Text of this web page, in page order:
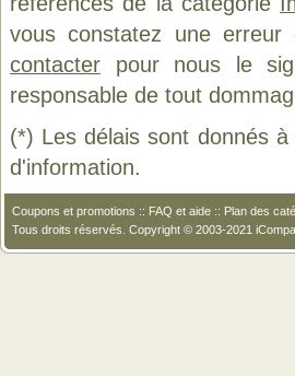
vous constatez une
contacter pour nous le
responsable de tout
(*) Les délais sont donnés
d'information.
Coupons et promotions :: FAQ et aide :: Plan des
Tous droits réservés. Copyright © 2003-2021